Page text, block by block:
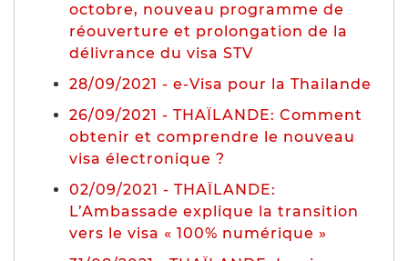
octobre, nouveau programme de
réouverture et prolongation de la
délivrance du visa STV
28/09/2021 - e-Visa pour la Thailande
26/09/2021 - THAÏLANDE: Comment
obtenir et comprendre le nouveau
visa électronique ?
02/09/2021 - THAÏLANDE:
L’Ambassade explique la transition
vers le visa « 100% numérique »